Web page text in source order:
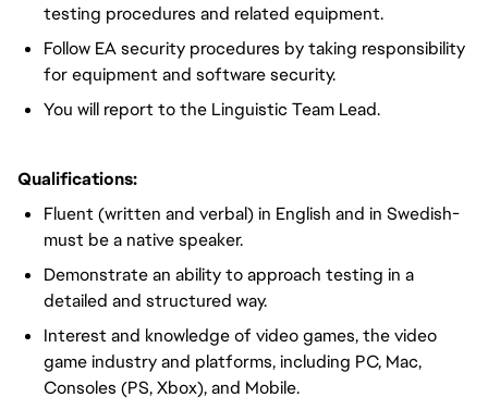
testing procedures and related equipment.
Follow EA security procedures by taking responsibility
for equipment and software security.
You will report to the Linguistic Team Lead.
Qualifications:
Fluent (written and verbal) in English and in Swedish-
must be a native speaker.
Demonstrate an ability to approach testing in a
detailed and structured way.
Interest and knowledge of video games, the video
game industry and platforms, including PC, Mac,
Consoles (PS, Xbox), and Mobile.